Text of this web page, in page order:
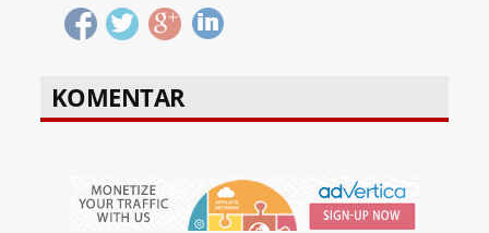
KOMENTAR